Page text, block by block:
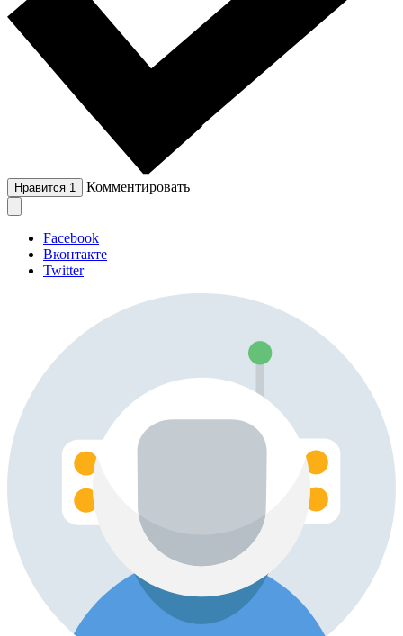
Нравится 1 Комментировать
Facebook
Вконтакте
Twitter